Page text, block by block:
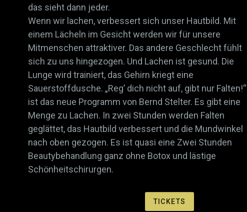
das sieht dann jeder.
Wenn wir lachen, verbessert sich unser Hautbild. Mit
einem Lächeln im Gesicht werden wir für unsere
Mitmenschen attraktiver. Das andere Geschlecht fühlt
sich zu uns hingezogen. Und Lachen ist gesund. Die
Lunge wird trainiert, das Gehirn kriegt eine
Sauerstoffdusche. „Reg’ dich nicht auf, gibt nur Falten!“
ist das neue Programm von Bernd Stelter. Es gibt eine
Menge zu Lachen. In zwei Stunden werden Falten
geglättet, das Hautbild verbessert und die Mundwinkel
nach oben gezogen. Es ist quasi eine Zwei Stunden
Beautybehandlung ganz ohne Botox und lästige
Schönheitschirurgen.
TICKETS